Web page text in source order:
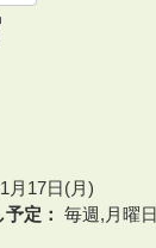
月17日(月)
定： 毎週,月曜